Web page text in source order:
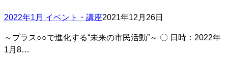
2022年1月 イベント・講座2021年12月26日
～プラス○○で進化する“未来の市民活動”～ 〇 日時：2022年
1月8…